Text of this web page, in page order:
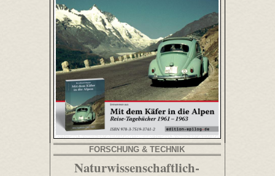
FORSCHUNG & TECHNIK
Naturwissenschaftlich-